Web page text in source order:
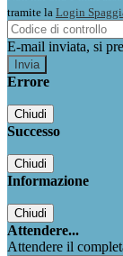
tramite la Login
E-mail inviata, si
Errore
Chiudi
Successo
Chiudi
Informazione
Chiudi
Attendere...
Attendere il